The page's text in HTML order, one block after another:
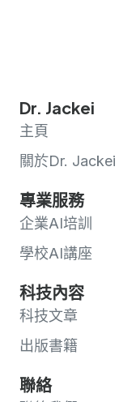
Dr. Jackei
主頁
關於Dr. Jackei
專業服務
企業AI培訓
學校AI講座
科技內容
科技文章
出版書籍
聯絡